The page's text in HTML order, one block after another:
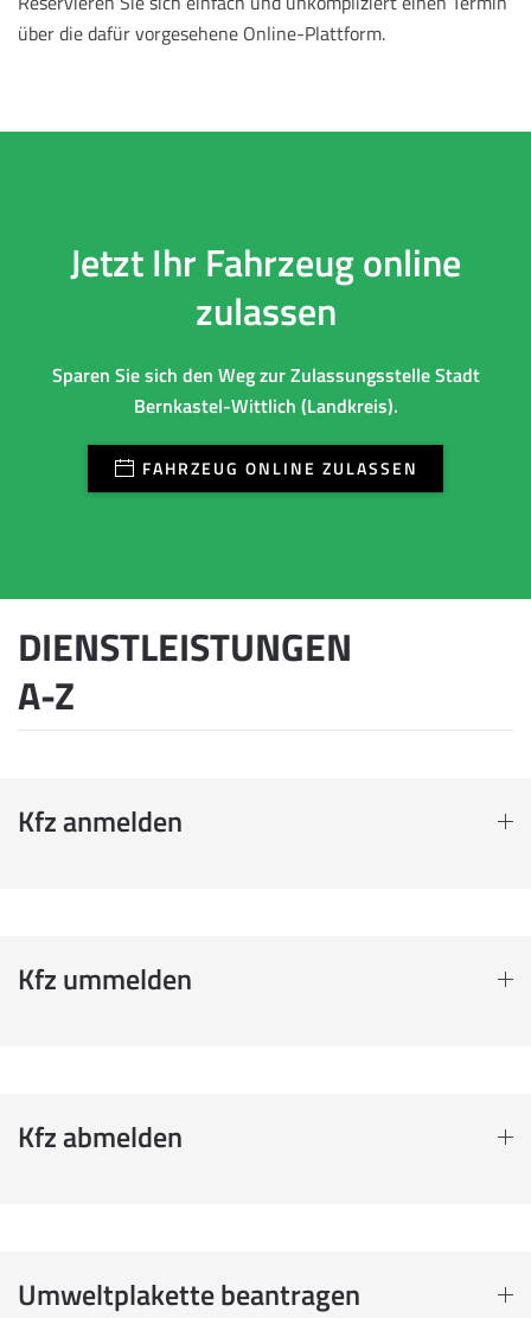
über die dafür vorgesehene Online-Plattform.
Jetzt Ihr Fahrzeug online
zulassen
Sparen Sie sich den Weg zur Zulassungsstelle Stadt
Bernkastel-Wittlich (Landkreis).
FAHRZEUG ONLINE ZULASSEN
DIENSTLEISTUNGEN
A-Z
Kfz anmelden
Kfz ummelden
Kfz abmelden
Umweltplakette beantragen